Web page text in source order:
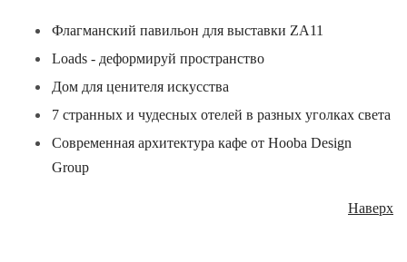
Флагманский павильон для выставки ZA11
Loads - деформируй пространство
Дом для ценителя искусства
7 странных и чудесных отелей в разных уголках света
Современная архитектура кафе от Hooba Design
Group
Наверх